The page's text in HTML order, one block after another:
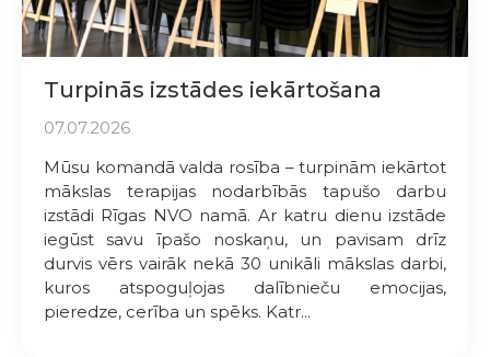
Turpinās izstādes iekārtošana
07.07.2026
Mūsu komandā valda rosība – turpinām iekārtot
mākslas terapijas nodarbībās tapušo darbu
izstādi Rīgas NVO namā. Ar katru dienu izstāde
iegūst savu īpašo noskaņu, un pavisam drīz
durvis vērs vairāk nekā 30 unikāli mākslas darbi,
kuros atspoguļojas dalībnieču emocijas,
pieredze, cerība un spēks. Katr...